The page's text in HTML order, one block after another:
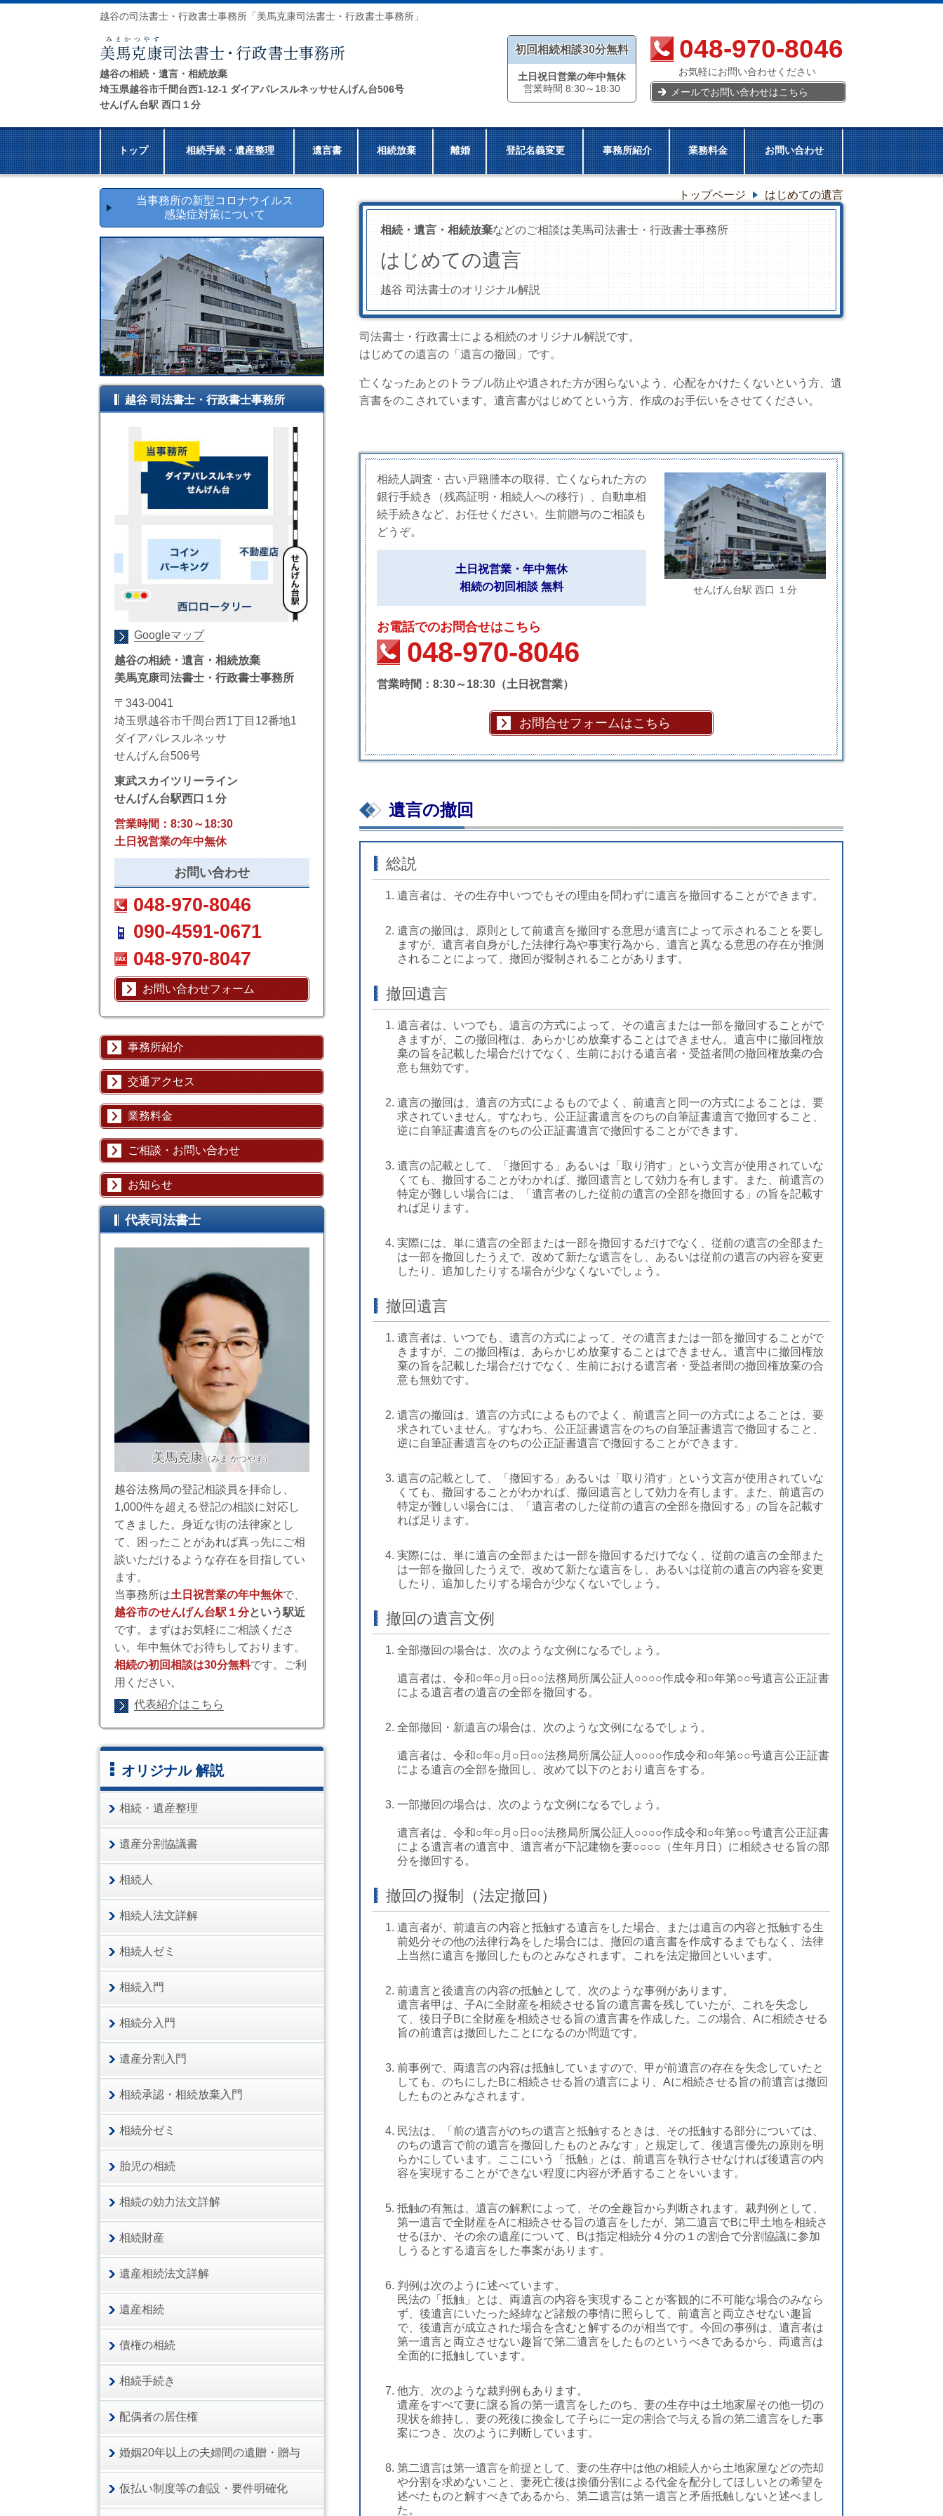
越谷の司法書士・行政書士事務所「美馬克康司法書士・行政書士事務所」
越谷の相続・遺言・相続放棄
埼玉県越谷市千間台西1-12-1 ダイアパレスルネッサせんげん台506号
せんげん台駅 西口１分
初回相続相談30分無料
土日祝日営業の年中無休
営業時間 8:30～18:30
048-970-8046
お気軽にお問い合わせください
メールでお問い合わせはこちら
トップ 相続手続・遺産整理 遺言書 相続放棄 離婚 登記名義変更 事務所紹介 業務料金 お問い合わせ
トップページ はじめての遺言
相続・遺言・相続放棄などのご相談は美馬司法書士・行政書士事務所
はじめての遺言
越谷 司法書士のオリジナル解説
司法書士・行政書士による相続のオリジナル解説です。
はじめての遺言の「遺言の撤回」です。
亡くなったあとのトラブル防止や遺された方が困らないよう、心配をかけたくないという方、遺
言書をのこされています。遺言書がはじめてという方、作成のお手伝いをさせてください。
せんげん台駅 西口 １分
相続人調査・古い戸籍謄本の取得、亡くなられた方の
銀行手続き（残高証明・相続人への移行）、自動車相
続手続きなど、お任せください。生前贈与のご相談も
どうぞ。
土日祝営業・年中無休
相続の初回相談 無料
お電話でのお問合せはこちら
048-970-8046
営業時間：8:30～18:30（土日祝営業）
お問合せフォームはこちら
遺言の撤回
総説
遺言者は、その生存中いつでもその理由を問わずに遺言を撤回することができます。
遺言の撤回は、原則として前遺言を撤回する意思が遺言によって示されることを要し
ますが、遺言者自身がした法律行為や事実行為から、遺言と異なる意思の存在が推測
されることによって、撤回が擬制されることがあります。
撤回遺言
遺言者は、いつでも、遺言の方式によって、その遺言または一部を撤回することがで
きますが、この撤回権は、あらかじめ放棄することはできません。遺言中に撤回権放
棄の旨を記載した場合だけでなく、生前における遺言者・受益者間の撤回権放棄の合
意も無効です。
遺言の撤回は、遺言の方式によるものでよく、前遺言と同一の方式によることは、要
求されていません。すなわち、公正証書遺言をのちの自筆証書遺言で撤回すること、
逆に自筆証書遺言をのちの公正証書遺言で撤回することができます。
遺言の記載として、「撤回する」あるいは「取り消す」という文言が使用されていな
くても、撤回することがわかれば、撤回遺言として効力を有します。また、前遺言の
特定が難しい場合には、「遺言者のした従前の遺言の全部を撤回する」の旨を記載す
れば足ります。
実際には、単に遺言の全部または一部を撤回するだけでなく、従前の遺言の全部また
は一部を撤回したうえで、改めて新たな遺言をし、あるいは従前の遺言の内容を変更
したり、追加したりする場合が少なくないでしょう。
撤回遺言
遺言者は、いつでも、遺言の方式によって、その遺言または一部を撤回することがで
きますが、この撤回権は、あらかじめ放棄することはできません。遺言中に撤回権放
棄の旨を記載した場合だけでなく、生前における遺言者・受益者間の撤回権放棄の合
意も無効です。
遺言の撤回は、遺言の方式によるものでよく、前遺言と同一の方式によることは、要
求されていません。すなわち、公正証書遺言をのちの自筆証書遺言で撤回すること、
逆に自筆証書遺言をのちの公正証書遺言で撤回することができます。
遺言の記載として、「撤回する」あるいは「取り消す」という文言が使用されていな
くても、撤回することがわかれば、撤回遺言として効力を有します。また、前遺言の
特定が難しい場合には、「遺言者のした従前の遺言の全部を撤回する」の旨を記載す
れば足ります。
実際には、単に遺言の全部または一部を撤回するだけでなく、従前の遺言の全部また
は一部を撤回したうえで、改めて新たな遺言をし、あるいは従前の遺言の内容を変更
したり、追加したりする場合が少なくないでしょう。
撤回の遺言文例
全部撤回の場合は、次のような文例になるでしょう。
遺言者は、令和○年○月○日○○法務局所属公証人○○○○作成令和○年第○○号遺言公正証書
による遺言者の遺言の全部を撤回する。
全部撤回・新遺言の場合は、次のような文例になるでしょう。
遺言者は、令和○年○月○日○○法務局所属公証人○○○○作成令和○年第○○号遺言公正証書
による遺言の全部を撤回し、改めて以下のとおり遺言をする。
一部撤回の場合は、次のような文例になるでしょう。
遺言者は、令和○年○月○日○○法務局所属公証人○○○○作成令和○年第○○号遺言公正証書
による遺言者の遺言中、遺言者が下記建物を妻○○○○（生年月日）に相続させる旨の部
分を撤回する。
撤回の擬制（法定撤回）
遺言者が、前遺言の内容と抵触する遺言をした場合、または遺言の内容と抵触する生
前処分その他の法律行為をした場合には、撤回の遺言書を作成するまでもなく、法律
上当然に遺言を撤回したものとみなされます。これを法定撤回といいます。
前遺言と後遺言の内容の抵触として、次のような事例があります。
遺言者甲は、子Aに全財産を相続させる旨の遺言書を残していたが、これを失念し
て、後日子Bに全財産を相続させる旨の遺言書を作成した。この場合、Aに相続させる
旨の前遺言は撤回したことになるのか問題です。
前事例で、両遺言の内容は抵触していますので、甲が前遺言の存在を失念していたと
しても、のちにしたBに相続させる旨の遺言により、Aに相続させる旨の前遺言は撤回
したものとみなされます。
民法は、「前の遺言がのちの遺言と抵触するときは、その抵触する部分については、
のちの遺言で前の遺言を撤回したものとみなす」と規定して、後遺言優先の原則を明
らかにしています。ここにいう「抵触」とは、前遺言を執行させなければ後遺言の内
容を実現することができない程度に内容が矛盾することをいいます。
抵触の有無は、遺言の解釈によって、その全趣旨から判断されます。裁判例として、
第一遺言で全財産をAに相続させる旨の遺言をしたが、第二遺言でBに甲土地を相続さ
せるほか、その余の遺産について、Bは指定相続分４分の１の割合で分割協議に参加
しうるとする遺言をした事案があります。
判例は次のように述べています。
民法の「抵触」とは、両遺言の内容を実現することが客観的に不可能な場合のみなら
ず、後遺言にいたった経緯など諸般の事情に照らして、前遺言と両立させない趣旨
で、後遺言が成立された場合を含むと解するのが相当です。今回の事例は、遺言者は
第一遺言と両立させない趣旨で第二遺言をしたものというべきであるから、両遺言は
全面的に抵触しています。
他方、次のような裁判例もあります。
遺産をすべて妻に譲る旨の第一遺言をしたのち、妻の生存中は土地家屋その他一切の
現状を維持し、妻の死後に換金して子らに一定の割合で与える旨の第二遺言をした事
案につき、次のように判断しています。
第二遺言は第一遺言を前提として、妻の生存中は他の相続人から土地家屋などの売却
や分割を求めないこと、妻死亡後は換価分割による代金を配分してほしいとの希望を
述べたものと解すべきであるから、第二遺言は第一遺言と矛盾抵触しないと述べまし
た。
当事務所の新型コロナウイルス
感染症対策について
越谷 司法書士・行政書士事務所
Googleマップ
越谷の相続・遺言・相続放棄
美馬克康司法書士・行政書士事務所
〒343-0041
埼玉県越谷市千間台西1丁目12番地1
ダイアパレスルネッサ
せんげん台506号
東武スカイツリーライン
せんげん台駅西口１分
営業時間：8:30～18:30
土日祝営業の年中無休
お問い合わせ
048-970-8046
090-4591-0671
048-970-8047
お問い合わせフォーム
事務所紹介
交通アクセス
業務料金
ご相談・お問い合わせ
お知らせ
代表司法書士
美馬克康（みま かつやす）
越谷法務局の登記相談員を拝命し、
1,000件を超える登記の相談に対応し
てきました。身近な街の法律家とし
て、困ったことがあれば真っ先にご相
談いただけるような存在を目指してい
ます。
当事務所は土日祝営業の年中無休で、
越谷市のせんげん台駅１分という駅近
です。まずはお気軽にご相談くださ
い。年中無休でお待ちしております。
相続の初回相談は30分無料です。ご利
用ください。
代表紹介はこちら
オリジナル 解説
相続・遺産整理
遺産分割協議書
相続人
相続人法文詳解
相続人ゼミ
相続入門
相続分入門
遺産分割入門
相続承認・相続放棄入門
相続分ゼミ
胎児の相続
相続の効力法文詳解
相続財産
遺産相続法文詳解
遺産相続
債権の相続
相続手続き
配偶者の居住権
婚姻20年以上の夫婦間の遺贈・贈与
仮払い制度等の創設・要件明確化